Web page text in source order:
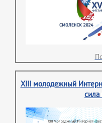
XIII молодежный
сила